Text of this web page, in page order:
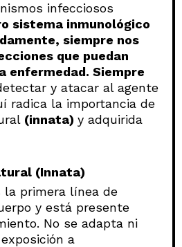
infecciosos
sistema inmunológico
siempre nos
que puedan
enfermedad. Siempre
y atacar al agente
radica la importancia de
(innata) y adquirida
(Innata)
la primera línea de
y está presente
No se adapta ni
a